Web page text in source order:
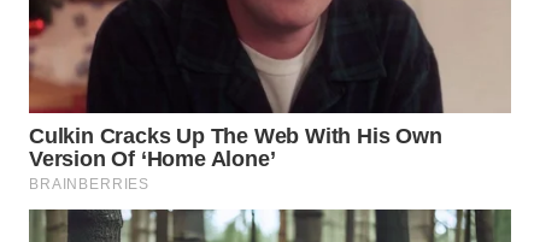
TANGERANG
WN
BINJAI
WN
CIREBON